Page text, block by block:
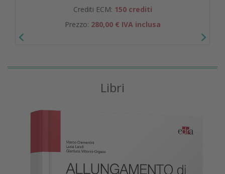
Crediti ECM: 150 crediti
Prezzo: 280,00 € IVA inclusa
Libri